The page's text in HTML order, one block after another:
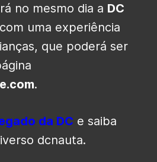
no mesmo dia a DC
uma experiência
que poderá ser
.
da DC e saiba
dcnauta.